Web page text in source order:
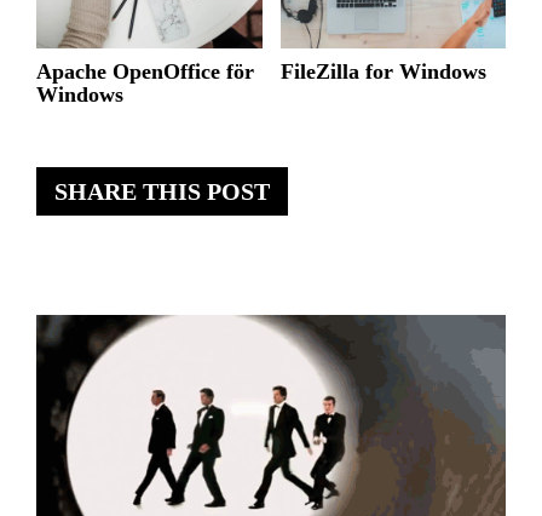
SHARE THIS POST
Apache OpenOffice för
Windows
FileZilla for Windows